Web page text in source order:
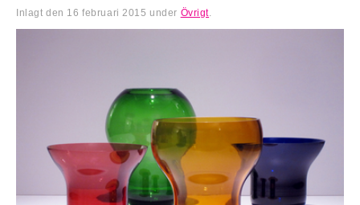
Inlagt den 16 februari 2015 under Övrigt